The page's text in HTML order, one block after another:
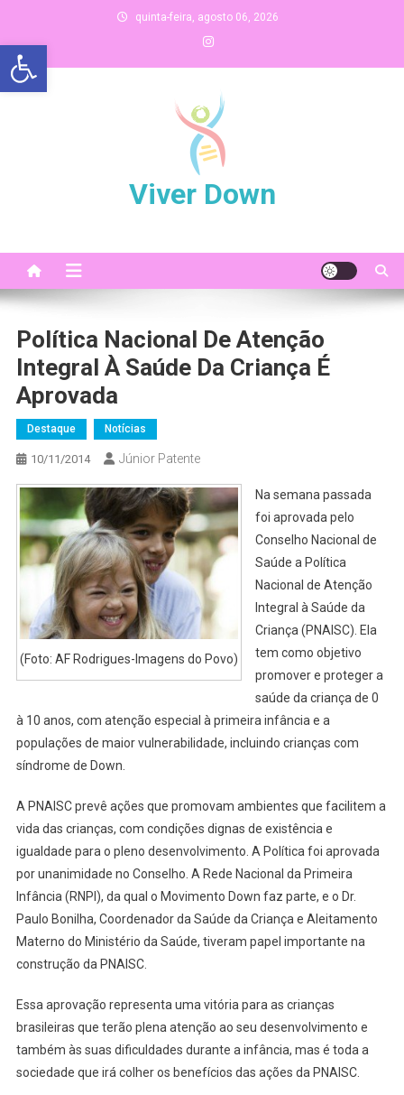
Abrir a barra de ferramentas
content
quinta-feira, agosto 06, 2026
Viver Down
Política Nacional De Atenção
Integral À Saúde Da Criança É
Aprovada
Destaque Notícias
10/11/2014 Júnior Patente
(Foto: AF Rodrigues-Imagens do Povo)
Na semana passada
foi aprovada pelo
Conselho Nacional de
Saúde a Política
Nacional de Atenção
Integral à Saúde da
Criança (PNAISC). Ela
tem como objetivo
promover e proteger a
saúde da criança de 0
à 10 anos, com atenção especial à primeira infância e a
populações de maior vulnerabilidade, incluindo crianças com
síndrome de Down.
A PNAISC prevê ações que promovam ambientes que facilitem a
vida das crianças, com condições dignas de existência e
igualdade para o pleno desenvolvimento. A Política foi aprovada
por unanimidade no Conselho. A Rede Nacional da Primeira
Infância (RNPI), da qual o Movimento Down faz parte, e o Dr.
Paulo Bonilha, Coordenador da Saúde da Criança e Aleitamento
Materno do Ministério da Saúde, tiveram papel importante na
construção da PNAISC.
Essa aprovação representa uma vitória para as crianças
brasileiras que terão plena atenção ao seu desenvolvimento e
também às suas dificuldades durante a infância, mas é toda a
sociedade que irá colher os benefícios das ações da PNAISC.